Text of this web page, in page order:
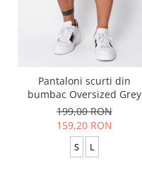
Pantaloni scurti din
bumbac Oversized Grey
Anthracite
199,00 RON
159,20 RON
S L